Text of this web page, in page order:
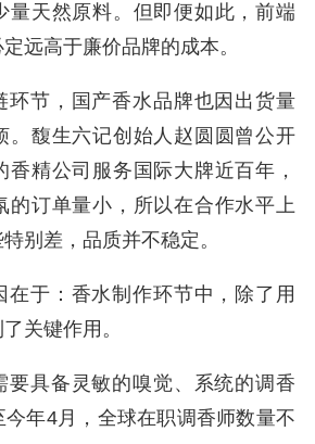
量天然原料。但即便如此，前端
远高于廉价品牌的成本。
环节，国产香水品牌也因出货量
。馥生六记创始人赵圆圆曾公开
香精公司服务国际大牌近百年，
的订单量小，所以在合作水平上
别差，品质并不稳定。
在于：香水制作环节中，除了用
关键作用。
要具备灵敏的嗅觉、系统的调香
年4月，全球在职调香师数量不